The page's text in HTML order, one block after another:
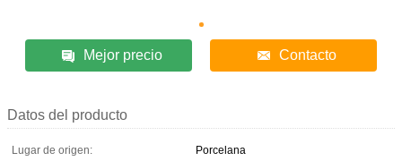
Mejor precio Contacto
Datos del producto
Lugar de origen:
Porcelana